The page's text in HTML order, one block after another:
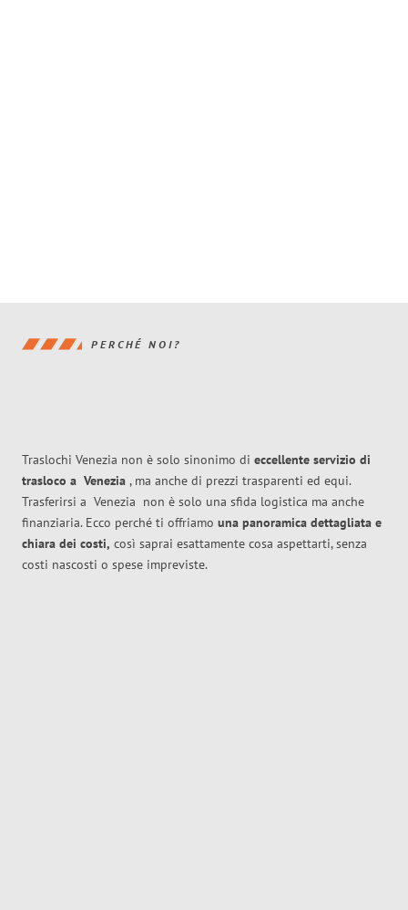
PERCHÉ NOI?
Traslochi Venezia non è solo sinonimo di eccellente servizio di
trasloco a Venezia , ma anche di prezzi trasparenti ed equi.
Trasferirsi a Venezia non è solo una sfida logistica ma anche
finanziaria. Ecco perché ti offriamo una panoramica dettagliata e
chiara dei costi, così saprai esattamente cosa aspettarti, senza
costi nascosti o spese impreviste.